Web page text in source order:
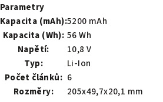
Parametry
Kapacita (mAh):5200 mAh
Kapacita (Wh): 56 Wh
Napětí:
10,8 V
Typ:
Li-Ion
Počet článků: 6
Rozměry:
205x49,7x20,1 mm